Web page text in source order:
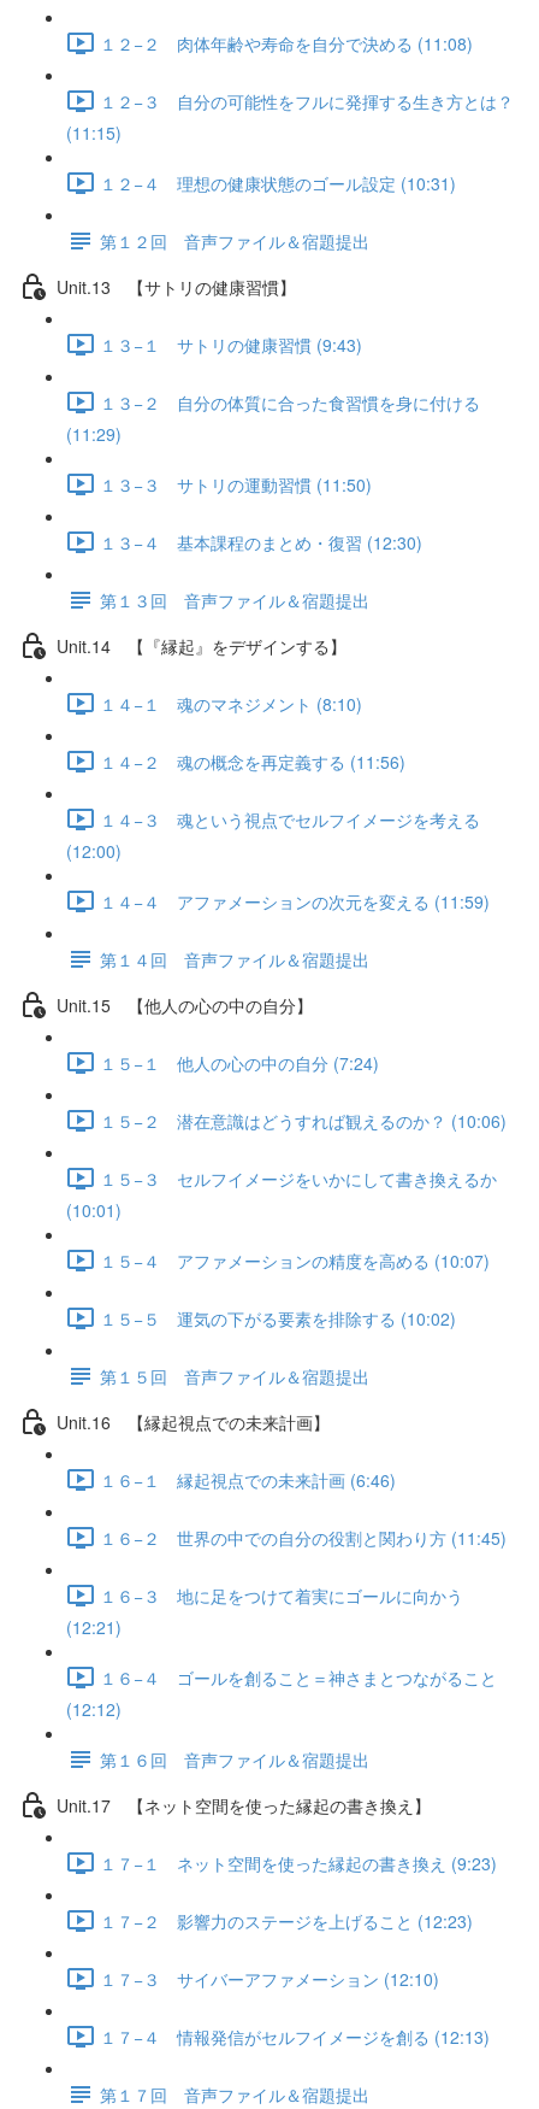
１２−２ 肉体年齢や寿命を自分で決める (11:08)
１２−３ 自分の可能性をフルに発揮する生き方とは？
(11:15)
１２−４ 理想の健康状態のゴール設定 (10:31)
第１２回 音声ファイル＆宿題提出
Unit.13 【サトリの健康習慣】
１３−１ サトリの健康習慣 (9:43)
１３−２ 自分の体質に合った食習慣を身に付ける
(11:29)
１３−３ サトリの運動習慣 (11:50)
１３−４ 基本課程のまとめ・復習 (12:30)
第１３回 音声ファイル＆宿題提出
Unit.14 【『縁起』をデザインする】
１４−１ 魂のマネジメント (8:10)
１４−２ 魂の概念を再定義する (11:56)
１４−３ 魂という視点でセルフイメージを考える
(12:00)
１４−４ アファメーションの次元を変える (11:59)
第１４回 音声ファイル＆宿題提出
Unit.15 【他人の心の中の自分】
１５−１ 他人の心の中の自分 (7:24)
１５−２ 潜在意識はどうすれば観えるのか？ (10:06)
１５−３ セルフイメージをいかにして書き換えるか
(10:01)
１５−４ アファメーションの精度を高める (10:07)
１５−５ 運気の下がる要素を排除する (10:02)
第１５回 音声ファイル＆宿題提出
Unit.16 【縁起視点での未来計画】
１６−１ 縁起視点での未来計画 (6:46)
１６−２ 世界の中での自分の役割と関わり方 (11:45)
１６−３ 地に足をつけて着実にゴールに向かう
(12:21)
１６−４ ゴールを創ること＝神さまとつながること
(12:12)
第１６回 音声ファイル＆宿題提出
Unit.17 【ネット空間を使った縁起の書き換え】
１７−１ ネット空間を使った縁起の書き換え (9:23)
１７−２ 影響力のステージを上げること (12:23)
１７−３ サイバーアファメーション (12:10)
１７−４ 情報発信がセルフイメージを創る (12:13)
第１７回 音声ファイル＆宿題提出